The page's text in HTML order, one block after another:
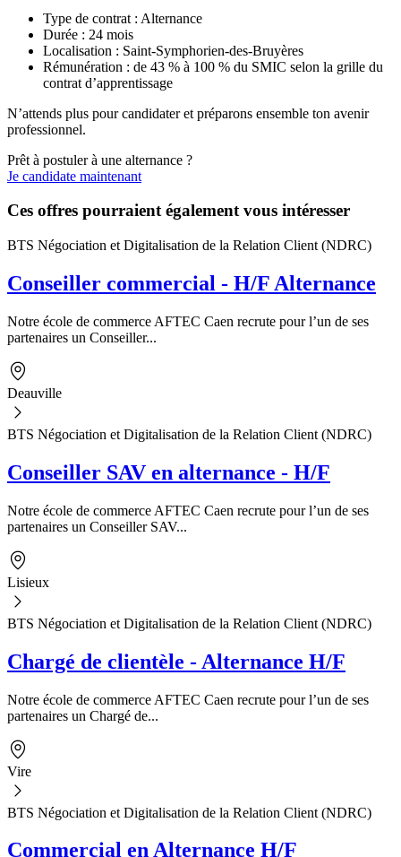
Type de contrat : Alternance
Durée : 24 mois
Localisation : Saint-Symphorien-des-Bruyères
Rémunération : de 43 % à 100 % du SMIC selon la grille du
contrat d’apprentissage
N’attends plus pour candidater et préparons ensemble ton avenir
professionnel.
Prêt à postuler à une alternance ?
Je candidate maintenant
Ces offres pourraient également vous intéresser
BTS Négociation et Digitalisation de la Relation Client (NDRC)
Conseiller commercial - H/F Alternance
Notre école de commerce AFTEC Caen recrute pour l’un de ses
partenaires un Conseiller...
Deauville
BTS Négociation et Digitalisation de la Relation Client (NDRC)
Conseiller SAV en alternance - H/F
Notre école de commerce AFTEC Caen recrute pour l’un de ses
partenaires un Conseiller SAV...
Lisieux
BTS Négociation et Digitalisation de la Relation Client (NDRC)
Chargé de clientèle - Alternance H/F
Notre école de commerce AFTEC Caen recrute pour l’un de ses
partenaires un Chargé de...
Vire
BTS Négociation et Digitalisation de la Relation Client (NDRC)
Commercial en Alternance H/F